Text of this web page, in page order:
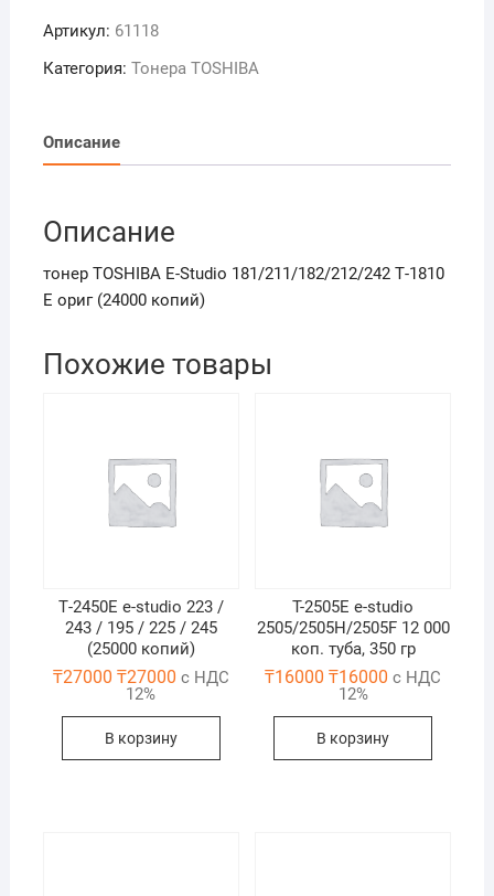
Артикул: 61118
Категория: Тонера TOSHIBA
Описание
Описание
тонер TOSHIBA E-Studio 181/211/182/212/242 Т-1810
Е ориг (24000 копий)
Похожие товары
Т-2450Е e-studio 223 /
243 / 195 / 225 / 245
(25000 копий)
₸27000 ₸27000 с НДС
12%
В корзину
T-2505E e-studio
2505/2505H/2505F 12 000
коп. туба, 350 гр
₸16000 ₸16000 с НДС
12%
В корзину